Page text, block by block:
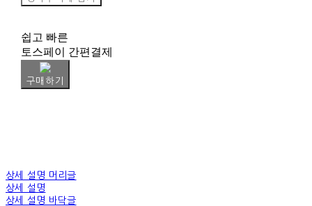
쉽고 빠른
토스페이 간편결제
구매하기
상세 설명 머리글
상세 설명
상세 설명 바닥글